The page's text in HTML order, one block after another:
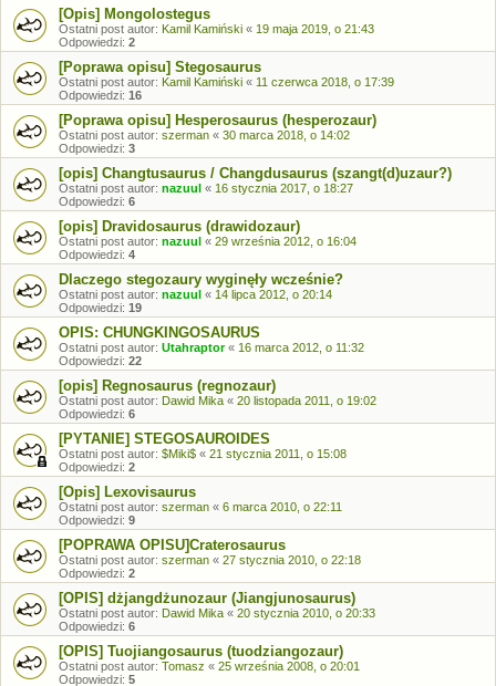
[Opis] Mongolostegus
Ostatni post autor: Kamil Kamiński « 19 maja 2019, o 21:43
Odpowiedzi: 2
[Poprawa opisu] Stegosaurus
Ostatni post autor: Kamil Kamiński « 11 czerwca 2018, o 17:39
Odpowiedzi: 16
[Poprawa opisu] Hesperosaurus (hesperozaur)
Ostatni post autor: szerman « 30 marca 2018, o 14:02
Odpowiedzi: 3
[opis] Changtusaurus / Changdusaurus (szangt(d)uzaur?)
Ostatni post autor: nazuul « 16 stycznia 2017, o 18:27
Odpowiedzi: 6
[opis] Dravidosaurus (drawidozaur)
Ostatni post autor: nazuul « 29 września 2012, o 16:04
Odpowiedzi: 4
Dlaczego stegozaury wyginęły wcześnie?
Ostatni post autor: nazuul « 14 lipca 2012, o 20:14
Odpowiedzi: 19
OPIS: CHUNGKINGOSAURUS
Ostatni post autor: Utahraptor« 16 marca 2012, o 11:32
Odpowiedzi: 22
[opis] Regnosaurus (regnozaur)
Ostatni post autor: Dawid Mika « 20 listopada 2011, o 19:02
Odpowiedzi: 6
[PYTANIE] STEGOSAUROIDES
Ostatni post autor: $Miki$ « 21 stycznia 2011, o 15:08
Odpowiedzi: 2
[Opis] Lexovisaurus
Ostatni post autor: szerman « 6 marca 2010, o 22:11
Odpowiedzi: 9
[POPRAWA OPISU]Craterosaurus
Ostatni post autor: szerman « 27 stycznia 2010, o 22:18
Odpowiedzi: 2
[OPIS] dżjangdżunozaur (Jiangjunosaurus)
Ostatni post autor: Dawid Mika « 20 stycznia 2010, o 20:33
Odpowiedzi: 6
[OPIS] Tuojiangosaurus (tuodziangozaur)
Ostatni post autor: Tomasz « 25 września 2008, o 20:01
Odpowiedzi: 5